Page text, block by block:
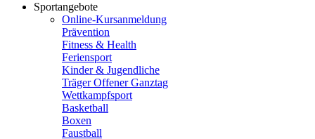
Sportangebote
Online-Kursanmeldung
Prävention
Fitness & Health
Feriensport
Kinder & Jugendliche
Träger Offener Ganztag
Wettkampfsport
Basketball
Boxen
Faustball